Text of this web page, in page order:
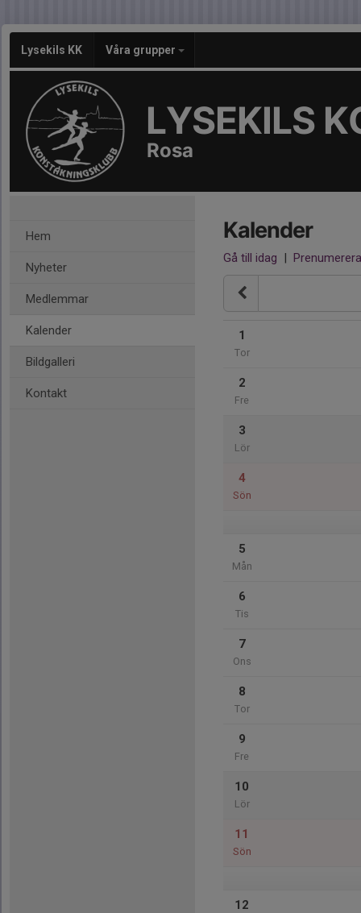
Lysekils KK Våra grupper
LYSEKILS
Rosa
Hem
Nyheter
Medlemmar
Kalender
Bildgalleri
Kontakt
Kalender
Gå till idag | Prenumerera
1
Tor
2
Fre
3
Lör
4
Sön
5
Mån
6
Tis
7
Ons
8
Tor
9
Fre
10
Lör
11
Sön
12